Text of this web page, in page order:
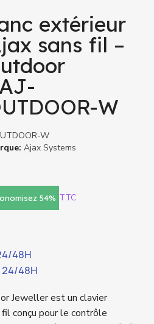
extérieur
sans fil –
W
W
Ajax Systems
54% TTC
48H
24/48H
Jeweller est un clavier
conçu pour le contrôle